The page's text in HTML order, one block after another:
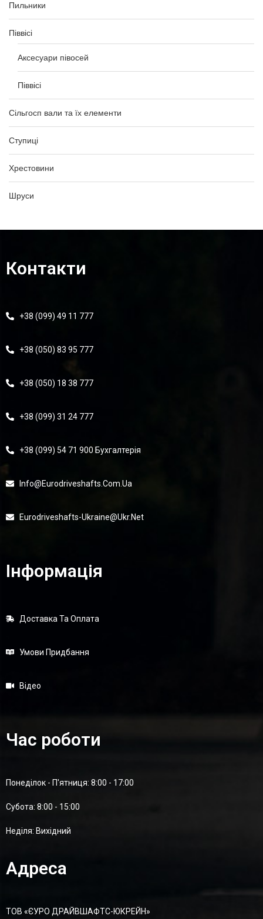
Пильники
Піввісі
Аксесуари півосей
Піввісі
Сільгосп вали та їх елементи
Ступиці
Хрестовини
Шруси
Контакти
+38 (099) 49 11 777
+38 (050) 83 95 777
+38 (050) 18 38 777
+38 (099) 31 24 777
+38 (099) 54 71 900 Бухгалтерія
Info@eurodriveshafts.com.ua
Eurodriveshafts-Ukraine@ukr.net
Інформація
Доставка Та Оплата
Умови Придбання
Відео
Час роботи
Понеділок - П'ятниця: 8:00 - 17:00
Суботa: 8:00 - 15:00
Неділя: Вихідний
Адреса
ТОВ «ЄУРО ДРАЙВШАФТC-ЮКРЕЙН»